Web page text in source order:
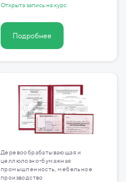
Открыта запись на курс
Подробнее
Деревообрабатывающая и
целлюлозно-бумажная
промышленность, мебельное
производство